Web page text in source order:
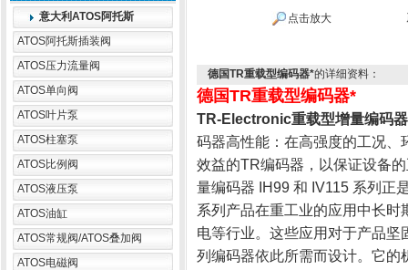
意大利ATOS阿托斯
ATOS阿托斯插装阀
ATOS压力流量阀
ATOS单向阀
ATOS叶片泵
ATOS柱塞泵
ATOS比例阀
ATOS液压泵
ATOS油缸
ATOS常规阀/ATOS叠加阀
ATOS电磁阀
点击放大
德国TR重载型编码器*的详细资料：
德国TR重载型编码器*
TR-Electronic重载型增量编码器
码器高性能：在高强度的工况
效益的TR编码器，以保证设备
量编码器 IH99 和 IV115 系列正
系列产品在重工业的应用中长
电等行业。这些应用对于产品
列编码器依此所需而设计。它的